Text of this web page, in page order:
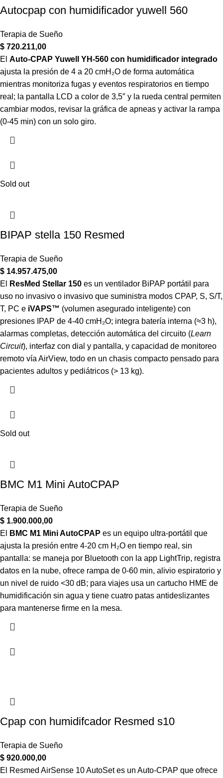
Autocpap con humidificador yuwell 560
Terapia de Sueño
$ 720.211,00
El Auto-CPAP Yuwell YH-560 con humidificador integrado
ajusta la presión de 4 a 20 cmH₂O de forma automática
mientras monitoriza fugas y eventos respiratorios en tiempo
real; la pantalla LCD a color de 3,5″ y la rueda central permiten
cambiar modos, revisar la gráfica de apneas y activar la rampa
(0-45 min) con un solo giro.
Sold out
BIPAP stella 150 Resmed
Terapia de Sueño
$ 14.957.475,00
El
ResMed Stellar 150 es un ventilador BiPAP portátil para
uso no invasivo o invasivo que suministra modos CPAP, S, S/T,
T, PC e iVAPS™ (volumen asegurado inteligente) con
presiones IPAP de 4-40 cmH₂O; integra batería interna (≈3 h),
alarmas completas, detección automática del circuito (Learn
Circuit), interfaz con dial y pantalla, y capacidad de monitoreo
remoto vía AirView, todo en un chasis compacto pensado para
pacientes adultos y pediátricos (> 13 kg).
Sold out
BMC M1 Mini AutoCPAP
Terapia de Sueño
$ 1.900.000,00
El
BMC M1 Mini AutoCPAP es un equipo ultra-portátil que
ajusta la presión entre 4-20 cm H₂O en tiempo real, sin
pantalla: se maneja por Bluetooth con la app LightTrip, registra
datos en la nube, ofrece rampa de 0-60 min, alivio espiratorio y
un nivel de ruido <30 dB; para viajes usa un cartucho HME de
humidificación sin agua y tiene cuatro patas antideslizantes
para mantenerse firme en la mesa.
Cpap con humidifcador Resmed s10
Terapia de Sueño
$ 920.000,00
El Resmed AirSense 10 AutoSet es un Auto-CPAP que ofrece